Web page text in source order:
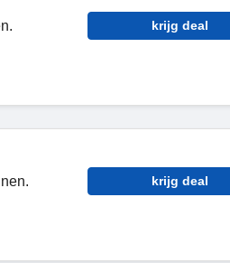
krijg deal
krijg deal